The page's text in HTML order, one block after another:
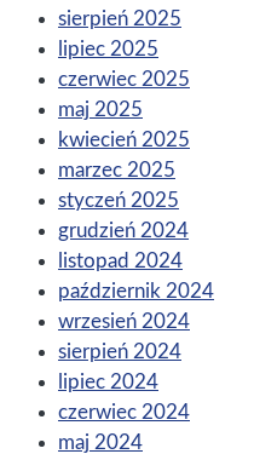
sierpień 2025
lipiec 2025
czerwiec 2025
maj 2025
kwiecień 2025
marzec 2025
styczeń 2025
grudzień 2024
listopad 2024
październik 2024
wrzesień 2024
sierpień 2024
lipiec 2024
czerwiec 2024
maj 2024